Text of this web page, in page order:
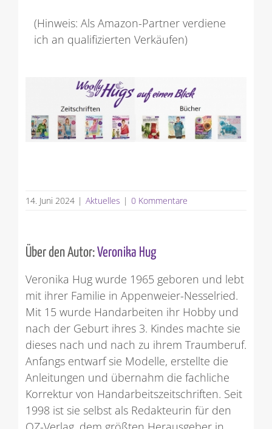
(Hinweis: Als Amazon-Partner verdiene
ich an qualifizierten Verkäufen)
14. Juni 2024 | Aktuelles | 0 Kommentare
Über den Autor:Veronika Hug
Veronika Hug wurde 1965 geboren und lebt
mit ihrer Familie in Appenweier-Nesselried.
Mit 15 wurde Handarbeiten ihr Hobby und
nach der Geburt ihres 3. Kindes machte sie
dieses nach und nach zu ihrem Traumberuf.
Anfangs entwarf sie Modelle, erstellte die
Anleitungen und übernahm die fachliche
Korrektur von Handarbeitszeitschriften. Seit
1998 ist sie selbst als Redakteurin für den